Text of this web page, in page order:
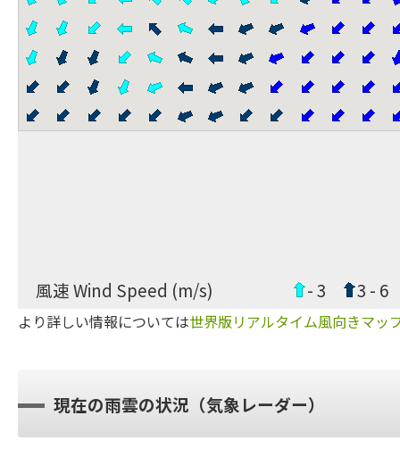
風速 Wind Speed (m/s) - 3 3 - 6
より詳しい情報については世界版リアルタイム風向きマッ
現在の雨雲の状況（気象レーダー）